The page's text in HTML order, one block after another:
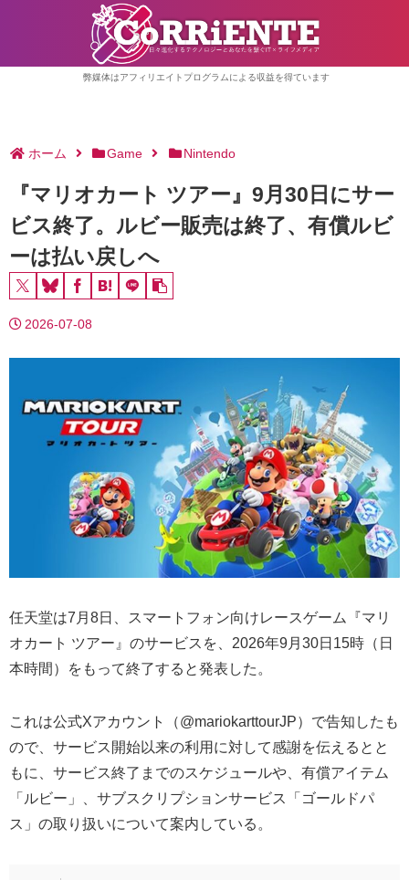
弊媒体はアフィリエイトプログラムによる収益を得ています
ホーム Game Nintendo
『マリオカート ツアー』9月30日にサー
ビス終了。ルビー販売は終了、有償ルビ
ーは払い戻しへ
2026-07-08
任天堂は7月8日、スマートフォン向けレースゲーム『マリ
オカート ツアー』のサービスを、2026年9月30日15時（日
本時間）をもって終了すると発表した。
これは公式Xアカウント（@mariokarttourJP）で告知したも
ので、サービス開始以来の利用に対して感謝を伝えるとと
もに、サービス終了までのスケジュールや、有償アイテム
「ルビー」、サブスクリプションサービス「ゴールドパ
ス」の取り扱いについて案内している。